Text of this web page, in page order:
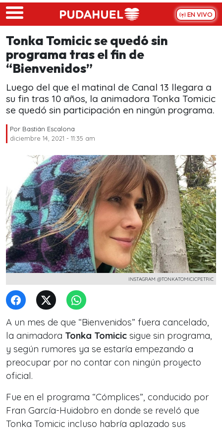
Skip to main content
EN VIVO
Tonka Tomicic se quedó sin
programa tras el fin de
“Bienvenidos”
Luego del que el matinal de Canal 13 llegara a
su fin tras 10 años, la animadora Tonka Tomicic
se quedó sin participación en ningún programa.
Por Bastián Escalona
diciembre 14, 2021 - 11:35 am
INSTAGRAM @TONKATOMICICPETRIC
A un mes de que “Bienvenidos” fuera cancelado,
la animadora Tonka Tomicic sigue sin programa,
y según rumores ya se estaría empezando a
preocupar por no contar con ningún proyecto
oficial.
Fue en el programa “Cómplices”, conducido por
Fran García-Huidobro en donde se reveló que
Tonka Tomicic incluso habría aplazado sus